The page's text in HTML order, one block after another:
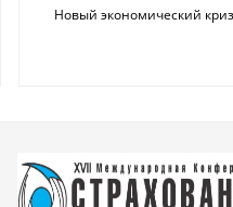
Новый экономический